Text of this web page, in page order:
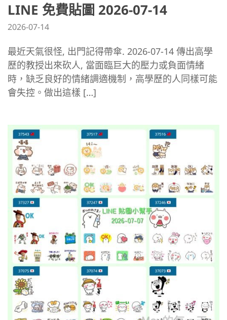
LINE 免費貼圖 2026-07-14
2026-07-14
最近天氣很怪, 出門記得帶傘. 2026-07-14 傳出高學
歷的教授出來砍人, 當面臨巨大的壓力或負面情緒
時，缺乏良好的情緒調適機制，高學歷的人同樣可能
會失控。做出這樣 […]